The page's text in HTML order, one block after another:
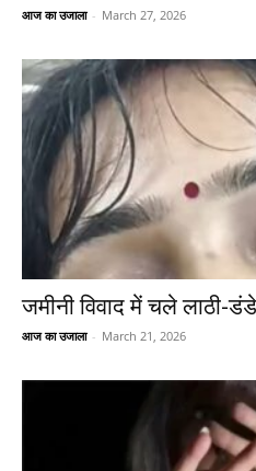
आज का उजाला - March 27, 2026
जमीनी विवाद में चले लाठी-
आज का उजाला - March 21, 2026